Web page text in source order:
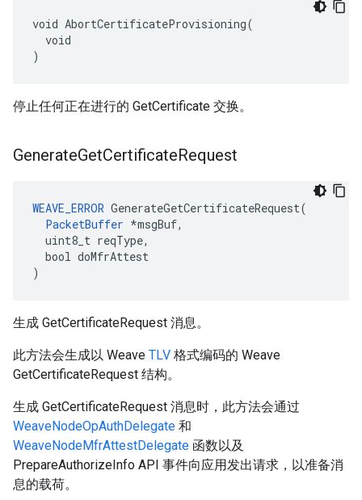
void AbortCertificateProvisioning(
  void
)
停止任何正在进行的 GetCertificate 交换。
GenerateGetCertificateRequest
WEAVE_ERROR GenerateGetCertificateRequest(
PacketBuffer *msgBuf,
  uint8_t reqType,
  bool doMfrAttest
)
生成 GetCertificateRequest 消息。
此方法会生成以 Weave TLV 格式编码的 Weave
GetCertificateRequest 结构。
生成 GetCertificateRequest 消息时，此方法会通过
WeaveNodeOpAuthDelegate 和
WeaveNodeMfrAttestDelegate 函数以及
PrepareAuthorizeInfo API 事件向应用发出请求，以准备消
息的载荷。